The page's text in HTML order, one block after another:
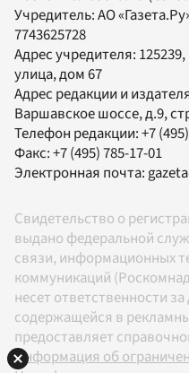
Учредитель:АО
7743625728
Адрес учредителя:
улица, дом 67
Адрес редакции и
Варшавское шоссе, д.9,
Телефон редакции:+7
Факс:+7 (495) 785-17-01
Электронная почта:
Свидетельство о
выдано федеральной
связи, информационных
коммуникаций
несет ответственности
содержащейся в
предоставляет
Информация об